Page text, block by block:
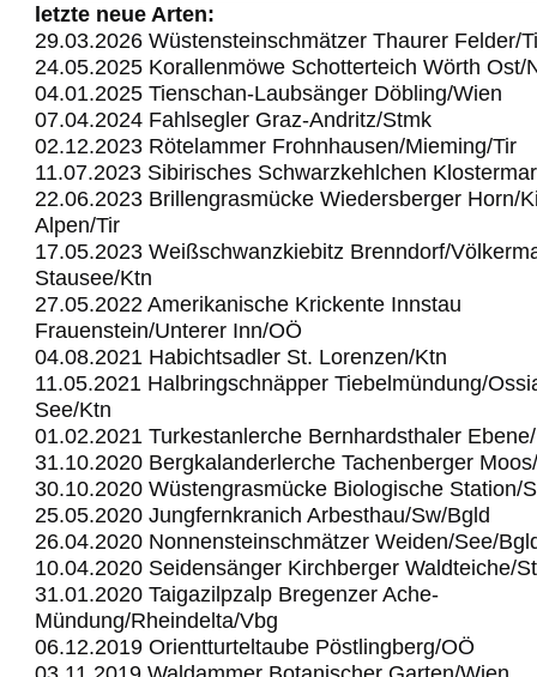
letzte neue Arten:
29.03.2026 Wüstensteinschmätzer Thaurer Felder/
24.05.2025 Korallenmöwe Schotterteich Wörth Ost/
04.01.2025 Tienschan-Laubsänger Döbling/Wien
07.04.2024 Fahlsegler Graz-Andritz/Stmk
02.12.2023 Rötelammer Frohnhausen/Mieming/Tir
11.07.2023 Sibirisches Schwarzkehlchen
22.06.2023 Brillengrasmücke Wiedersberger Horn/
Alpen/Tir
17.05.2023 Weißschwanzkiebitz Brenndorf/
Stausee/Ktn
27.05.2022 Amerikanische Krickente Innstau
Frauenstein/Unterer Inn/OÖ
04.08.2021 Habichtsadler St. Lorenzen/Ktn
11.05.2021 Halbringschnäpper Tiebelmündung/
See/Ktn
01.02.2021 Turkestanlerche Bernhardsthaler
31.10.2020 Bergkalanderlerche Tachenberger
30.10.2020 Wüstengrasmücke Biologische Station/
25.05.2020 Jungfernkranich Arbesthau/Sw/Bgld
26.04.2020 Nonnensteinschmätzer Weiden/See/
10.04.2020 Seidensänger Kirchberger Waldteiche/
31.01.2020 Taigazilpzalp Bregenzer Ache-
Mündung/Rheindelta/Vbg
06.12.2019 Orientturteltaube Pöstlingberg/OÖ